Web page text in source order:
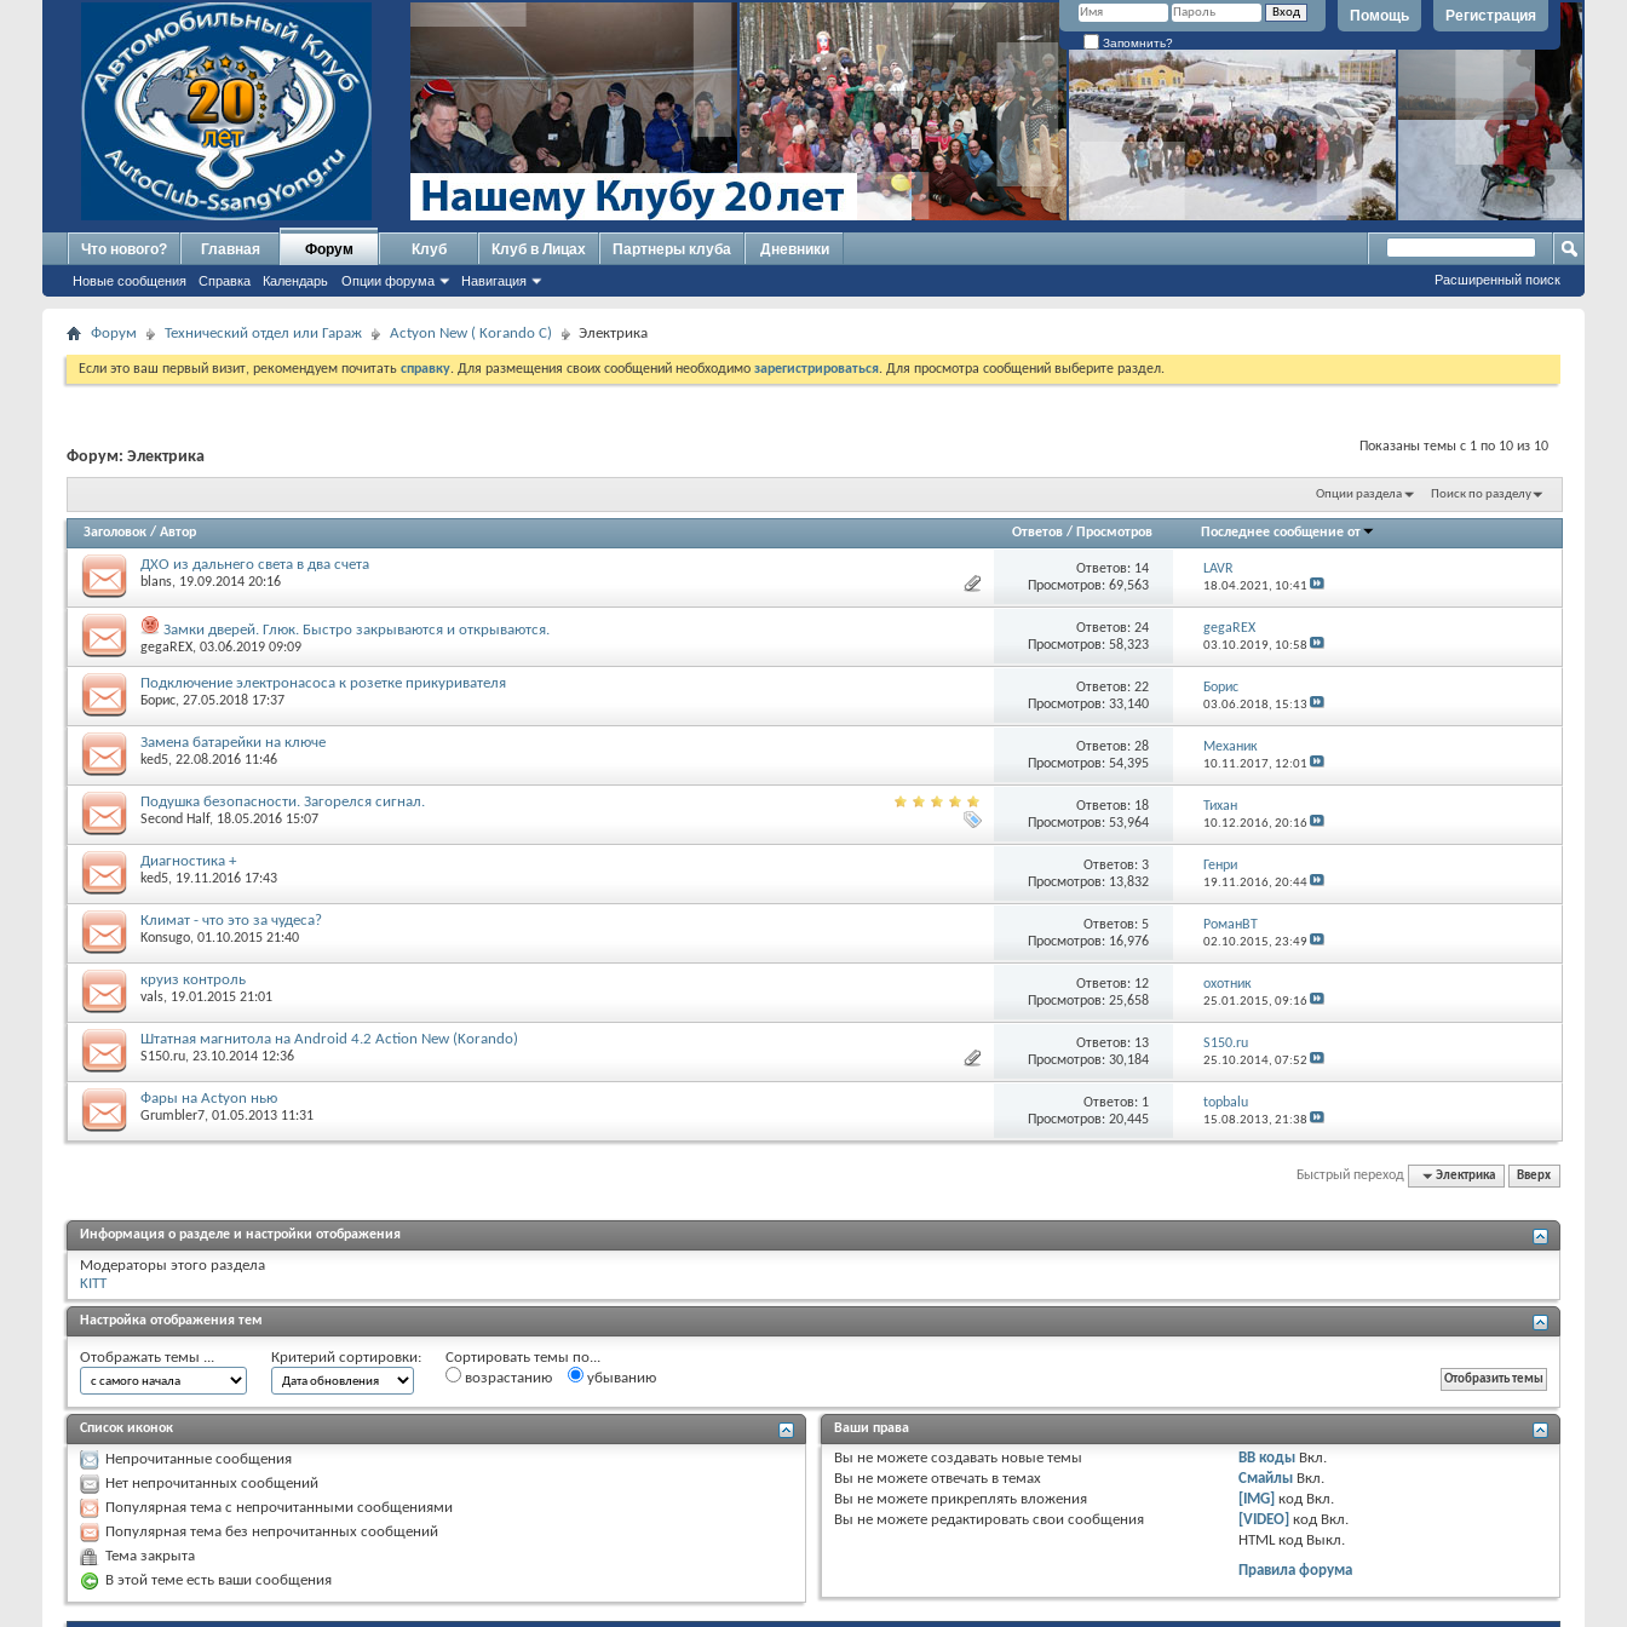
Регистрация
Помощь
Запомнить?
Что нового? Главная Форум
Новые сообщения Справка Календарь Опции форума Навигация
Клуб Клуб в Лицах Партнеры клуба Дневники
Расширенный поиск
Форум Технический отдел или Гараж Actyon New ( Korando C) Электрика
Если это ваш первый визит, рекомендуем почитать справку. Для размещения своих сообщений необходимо зарегистрироваться. Для просмотра сообщений выберите раздел.
Показаны темы с 1 по 10 из 10
Форум: Электрика
Опции раздела Поиск по разделу
Заголовок / Автор Ответов / Просмотров Последнее сообщение от
ДХО из дальнего света в два счета
blans, 19.09.2014 20:16
Ответов: 14
Просмотров: 69,563
LAVR
18.04.2021, 10:41
Замки дверей. Глюк. Быстро закрываются и открываются.
gegaREX, 03.06.2019 09:09
Ответов:24
Просмотров: 58,323
gegaREX
03.10.2019, 10:58
Подключение электронасоса к розетке прикуривателя
Борис, 27.05.2018 17:37
Ответов:22
Просмотров: 33,140
Борис
03.06.2018, 15:13
Замена батарейки на ключе
ked5, 22.08.2016 11:46
Ответов:28
Просмотров: 54,395
Механик
10.11.2017, 12:01
Подушка безопасности. Загорелся сигнал.
Second Half, 18.05.2016 15:07
Ответов: 18
Просмотров: 53,964
Тихан
10.12.2016, 20:16
Диагностика +
ked5, 19.11.2016 17:43
Ответов:3
Просмотров: 13,832
Генри
19.11.2016, 20:44
Климат - что это за чудеса?
Konsugo, 01.10.2015 21:40
Ответов:5
Просмотров: 16,976
РоманВТ
02.10.2015, 23:49
круиз контроль
vals, 19.01.2015 21:01
Ответов: 12
Просмотров: 25,658
охотник
25.01.2015, 09:16
Штатная магнитола на Android 4.2 Action New (Korando)
S150.ru, 23.10.2014 12:36
Ответов: 13
Просмотров: 30,184
S150.ru
25.10.2014, 07:52
Фары на Actyon нью
Grumbler7, 01.05.2013 11:31
Ответов: 1
Просмотров: 20,445
topbalu
15.08.2013, 21:38
Быстрый переход Электрика Вверх
Информация о разделе и настройки отображения
Модераторы этого раздела
KITT
Настройка отображения тем
Отображать темы ... Критерий сортировки:
Сортировать темы по...
возрастанию
убыванию
Список иконок
Непрочитанные сообщения
Нет непрочитанных сообщений
Популярная тема с непрочитанными сообщениями
Популярная тема без непрочитанных сообщений
Тема закрыта
В этой теме есть ваши сообщения
Ваши права
Вы не можете создавать новые темы
Вы не можете отвечать в темах
Вы не можете прикреплять вложения
Вы не можете редактировать свои сообщения
BB коды Вкл.
Смайлы Вкл.
[IMG] код Вкл.
[VIDEO] код Вкл.
HTML код Выкл.
Правила форума